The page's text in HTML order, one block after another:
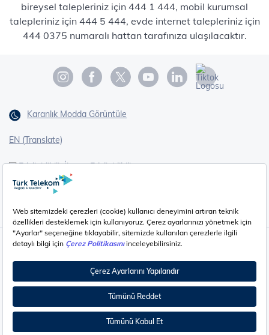
bireysel talepleriniz için 444 1 444, mobil kurumsal
talepleriniz için 444 5 444, evde internet talepleriniz için
444 0375 numaralı hattan tarafınıza ulaşılacaktır.
Karanlık Modda Görüntüle
EN (Translate)
Erişilebilirlik
Çerez Ayarları